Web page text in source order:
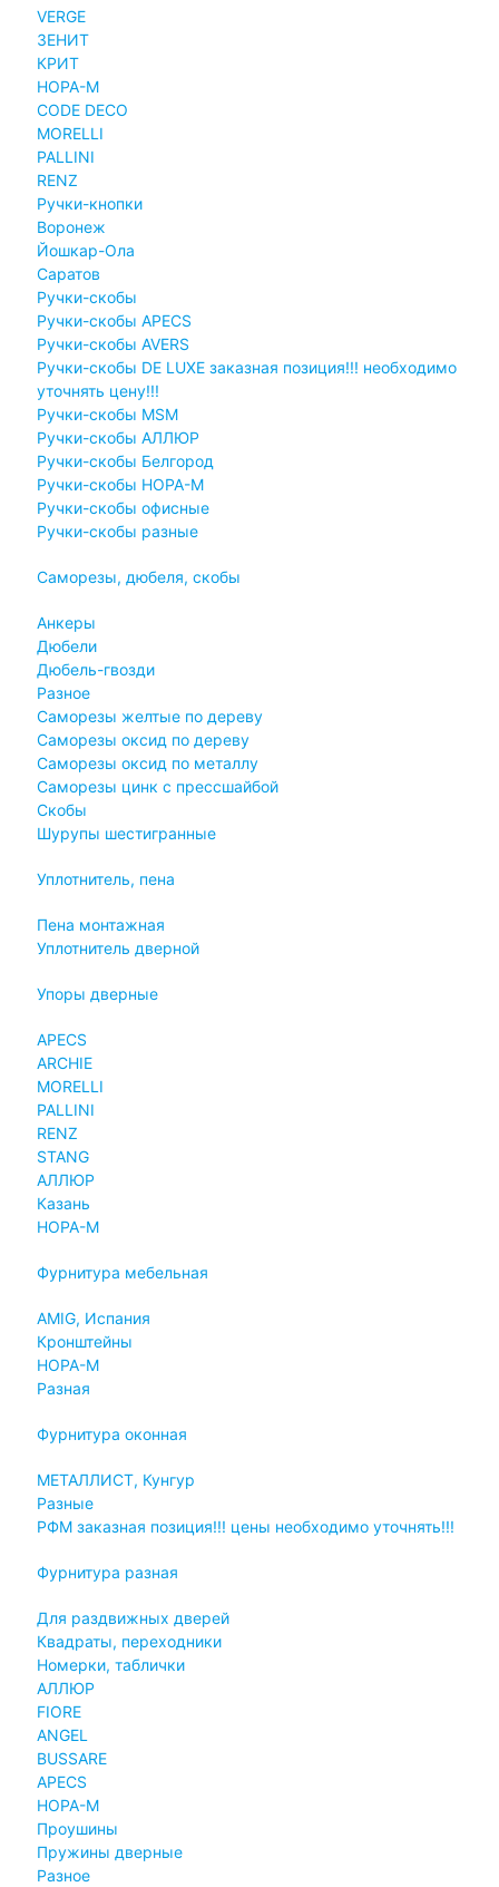
VERGE
ЗЕНИТ
КРИТ
НОРА-М
CODE DECO
MORELLI
PALLINI
RENZ
Ручки-кнопки
Воронеж
Йошкар-Ола
Саратов
Ручки-скобы
Ручки-скобы APECS
Ручки-скобы AVERS
Ручки-скобы DE LUXE заказная позиция!!! необходимо
уточнять цену!!!
Ручки-скобы MSM
Ручки-скобы АЛЛЮР
Ручки-скобы Белгород
Ручки-скобы НОРА-М
Ручки-скобы офисные
Ручки-скобы разные
Саморезы, дюбеля, скобы
Анкеры
Дюбели
Дюбель-гвозди
Разное
Саморезы желтые по дереву
Саморезы оксид по дереву
Саморезы оксид по металлу
Саморезы цинк с прессшайбой
Скобы
Шурупы шестигранные
Уплотнитель, пена
Пена монтажная
Уплотнитель дверной
Упоры дверные
APECS
ARCHIE
MORELLI
PALLINI
RENZ
STANG
АЛЛЮР
Казань
НОРА-М
Фурнитура мебельная
AMIG, Испания
Кронштейны
НОРА-М
Разная
Фурнитура оконная
МЕТАЛЛИСТ, Кунгур
Разные
РФМ заказная позиция!!! цены необходимо уточнять!!!
Фурнитура разная
Для раздвижных дверей
Квадраты, переходники
Номерки, таблички
АЛЛЮР
FIORE
ANGEL
BUSSARE
APECS
НОРА-М
Проушины
Пружины дверные
Разное